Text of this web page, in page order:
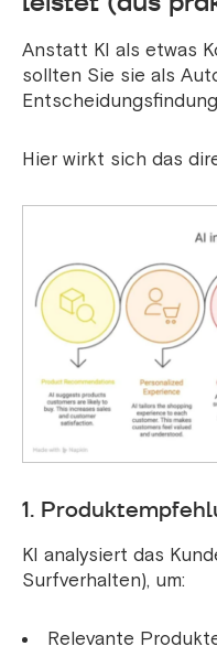
Anstatt KI als etwas
sollten Sie sie als
Hier wirkt sich das
1.
KI analysiert das
Surfverhalten), um:
Relevante